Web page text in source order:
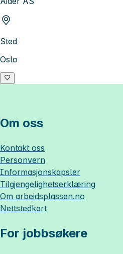
Sted
Oslo
Om oss
Kontakt oss
Personvern
Informasjonskapsler
Tilgjengelighetserklæring
Om arbeidsplassen.no
Nettstedkart
For jobbsøkere